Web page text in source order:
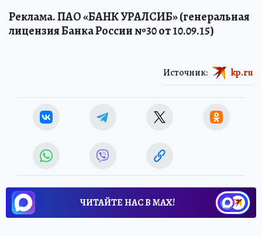
Реклама. ПАО «БАНК УРАЛСИБ» (генеральная
лицензия Банка России №30 от 10.09.15)
Источник: kp.ru
ЧИТАЙТЕ НАС В МАХ!